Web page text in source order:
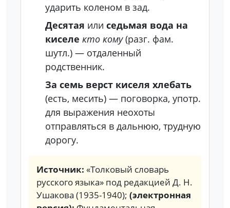
ударить коленом в зад.
Десятая или седьмая вода на
киселе кто кому(разг. фам.
шутл.) — отдаленный
родственник.
За семь верст киселя хлебать
(есть, месить) — поговорка, употр.
для выражения неохоты
отправляться в дальнюю, трудную
дорогу.
Источник: «Толковый словарь
русского языка» под редакцией Д. Н.
Ушакова (1935-1940); (электронная